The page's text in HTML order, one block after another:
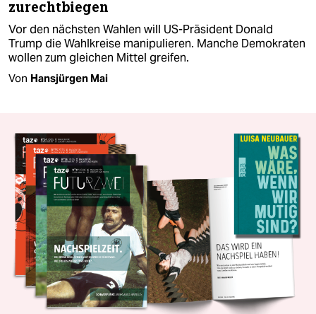
zurechtbiegen
Vor den nächsten Wahlen will US-Präsident Donald
Trump die Wahlkreise manipulieren. Manche Demokraten
wollen zum gleichen Mittel greifen.
Von Hansjürgen Mai